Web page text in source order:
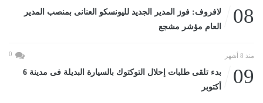
08
لافروف: فوز المدير الجديد لليونسكو العنانى بمنصب المدير
العام مؤشر مشجع
منذ 8 أشهر 0
09
بدء تلقى طلبات إحلال التوكتوك بالسيارة البديلة فى مدينة 6
أكتوبر